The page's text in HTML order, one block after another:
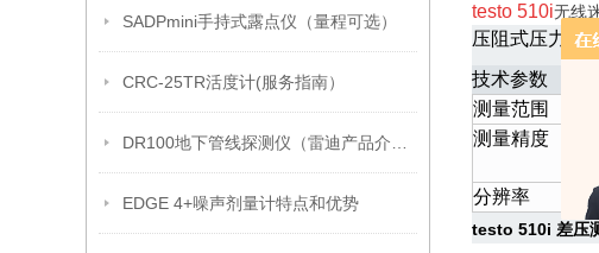
SADPmini手持式露点仪（量程可选）
CRC-25TR活度计(服务指南）
EDGE 4+噪声剂量计特点和优势
testo 510i无线
压阻式压力传
技术参数
测量范围
测量精度
分辨率
testo 510i 差压